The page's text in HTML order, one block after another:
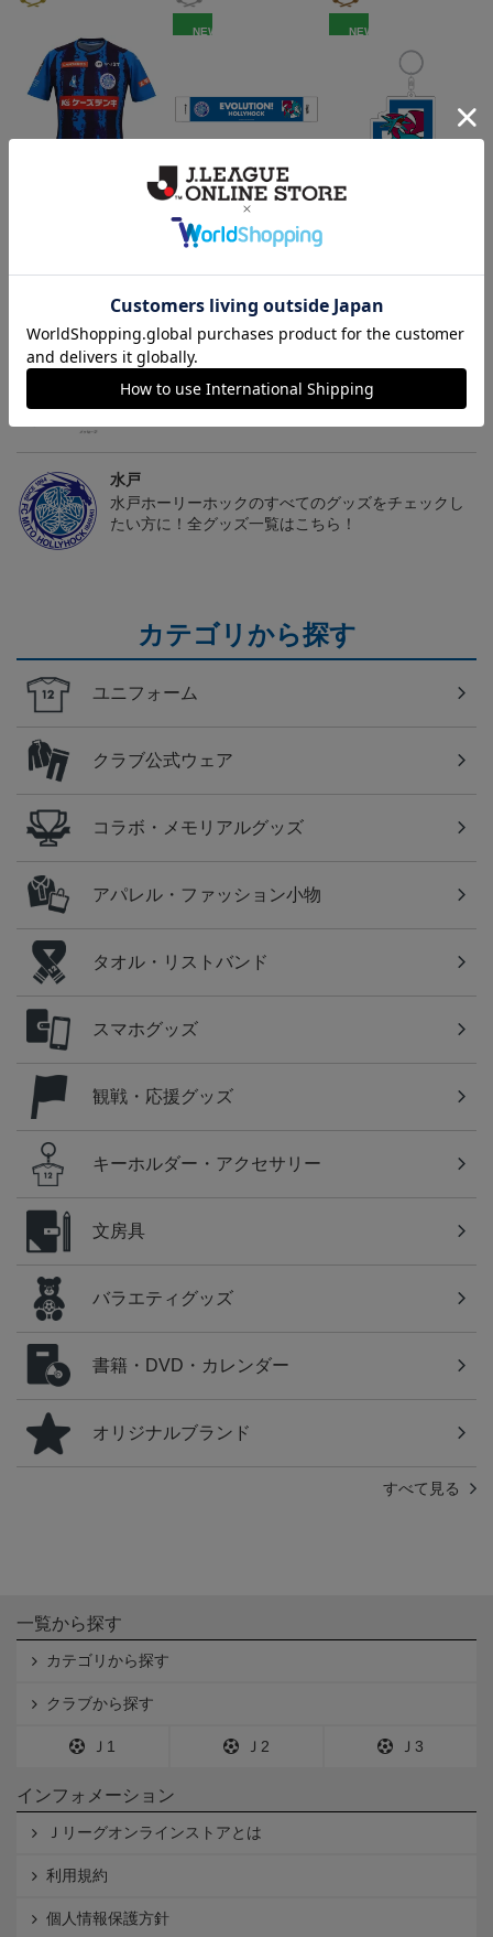
（Sｰ3XL）2026/27 オー
NEW
水戸ホーリーホック ボ
ーマンダ タオルマフラー
2,500円
NEW
水戸ホーリーホック ボ
トピックス
水戸
こだわりのデザインに注目！タオルマフラーは応援
の必須アイテム！
水戸
水戸ホーリーホックのすべてのグッズをチェックし
たい方に！全グッズ一覧はこちら！
カテゴリから探す
ユニフォーム
クラブ公式ウェア
コラボ・メモリアルグッズ
アパレル・ファッション小物
タオル・リストバンド
スマホグッズ
観戦・応援グッズ
キーホルダー・アクセサリー
文房具
バラエティグッズ
書籍・DVD・カレンダー
オリジナルブランド
すべて見る
一覧から探す
カテゴリから探す
クラブから探す
Ｊ1 Ｊ2 Ｊ3
インフォメーション
Ｊリーグオンラインストアとは
利用規約
個人情報保護方針